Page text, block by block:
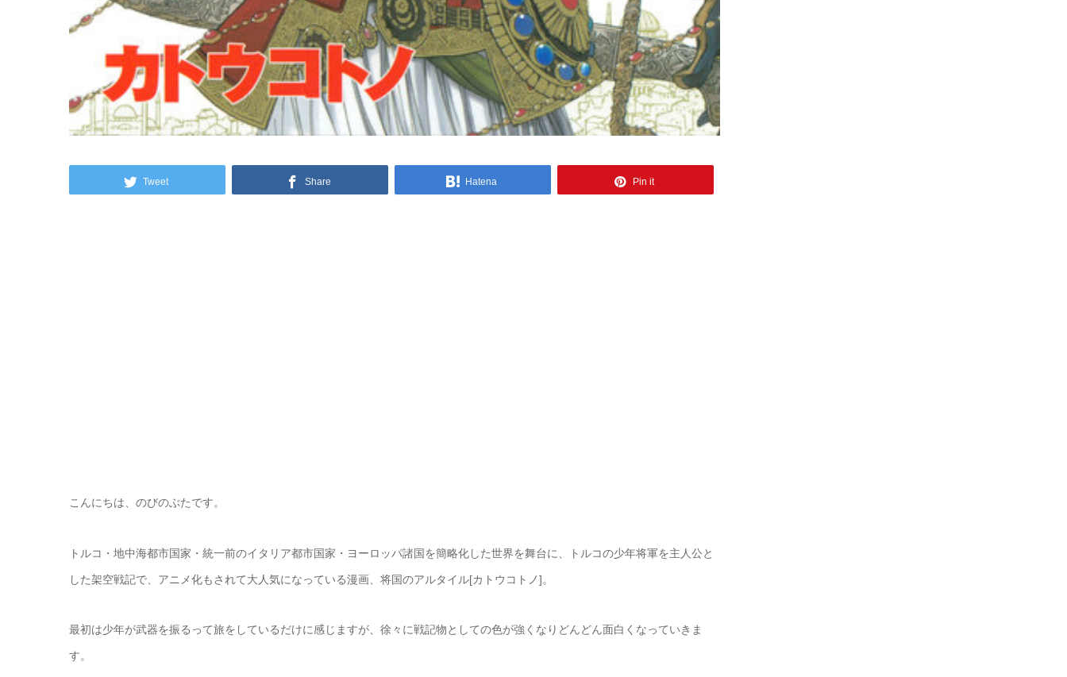
Tweet Share Hatena Pin it
こんにちは、のびのぶたです。
トルコ・地中海都市国家・統一前のイタリア都市国家・ヨーロッパ諸国を簡略化した世界を舞台に、トルコの少年将軍を主人公と
した架空戦記で、アニメ化もされて大人気になっている漫画、将国のアルタイル[カトウコトノ]。
最初は少年が武器を振るって旅をしているだけに感じますが、徐々に戦記物としての色が強くなりどんどん面白くなっていきま
す。